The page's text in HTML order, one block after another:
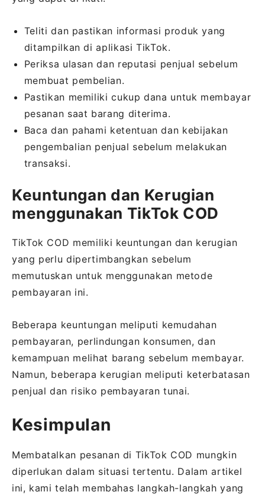
Teliti dan pastikan informasi produk yang
ditampilkan di aplikasi TikTok.
Periksa ulasan dan reputasi penjual sebelum
membuat pembelian.
Pastikan memiliki cukup dana untuk membayar
pesanan saat barang diterima.
Baca dan pahami ketentuan dan kebijakan
pengembalian penjual sebelum melakukan
transaksi.
Keuntungan dan Kerugian
menggunakan TikTok COD
TikTok COD memiliki keuntungan dan kerugian
yang perlu dipertimbangkan sebelum
memutuskan untuk menggunakan metode
pembayaran ini.
Beberapa keuntungan meliputi kemudahan
pembayaran, perlindungan konsumen, dan
kemampuan melihat barang sebelum membayar.
Namun, beberapa kerugian meliputi keterbatasan
penjual dan risiko pembayaran tunai.
Kesimpulan
Membatalkan pesanan di TikTok COD mungkin
diperlukan dalam situasi tertentu. Dalam artikel
ini, kami telah membahas langkah-langkah yang